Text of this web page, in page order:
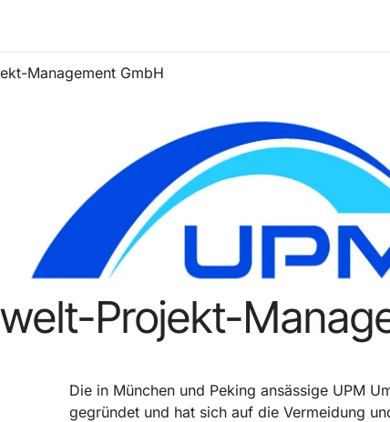
Management GmbH
Projekt-
Die in München und Peking ansässige UPM
gegründet und hat sich auf die Vermeidung